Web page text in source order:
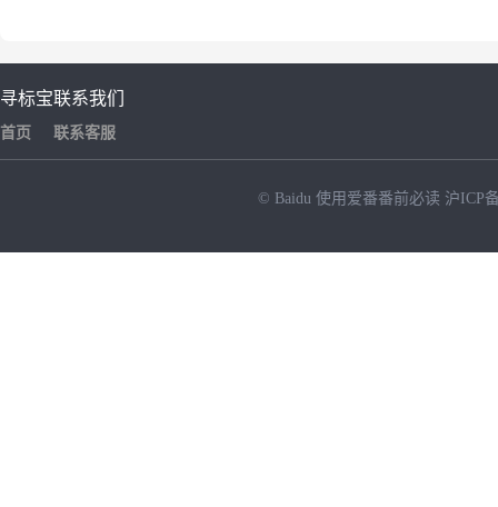
寻标宝
首页
联系我们
联系客服
© Baidu 使用爱番番前必读 沪ICP